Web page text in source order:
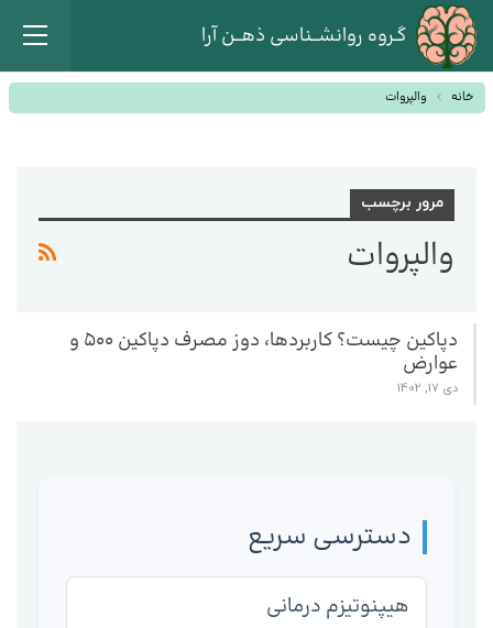
گـروه روانشــناسی ذهــن آرا
خانه والپروات
مرور برچسب
والپروات
دپاکین چیست؟ کاربردها، دوز مصرف دپاکین ۵۰۰ و
عوارض
دی 17, 1402
دسترسی سریع
هیپنوتیزم درمانی